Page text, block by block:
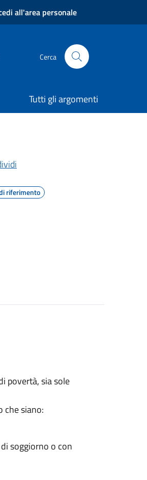
all'area personale
Cerca
Tutti gli argomenti
riferimento
povertà, sia sole
che siano:
soggiorno o con